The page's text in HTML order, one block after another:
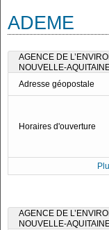
ADEME
AGENCE DE
NOUVELLE-
Adresse géopostale
Horaires d'ouverture
AGENCE DE
NOUVELLE-